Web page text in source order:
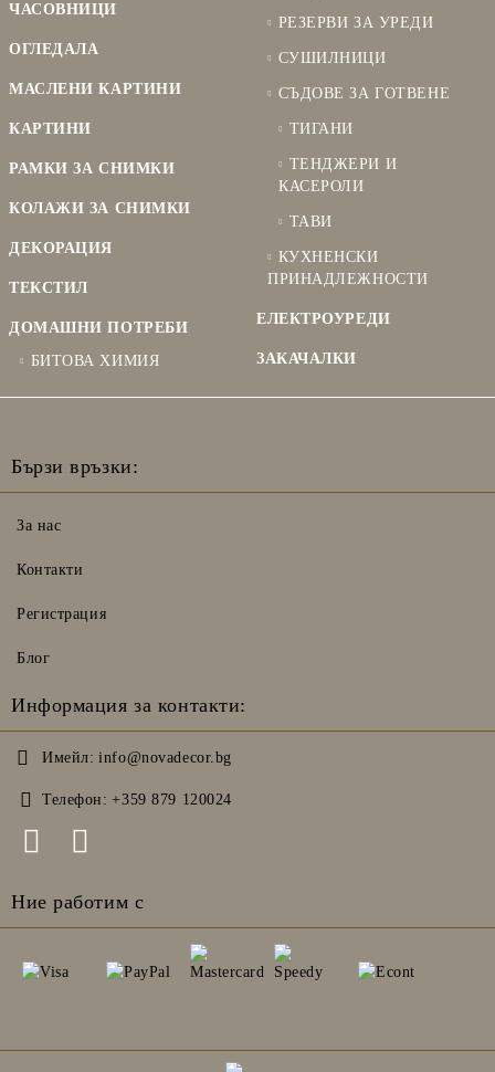
ЧАСОВНИЦИ
ОГЛЕДАЛА
МАСЛЕНИ КАРТИНИ
КАРТИНИ
РАМКИ ЗА СНИМКИ
КОЛАЖИ ЗА СНИМКИ
ДЕКОРАЦИЯ
ТЕКСТИЛ
ДОМАШНИ ПОТРЕБИ
БИТОВА ХИМИЯ
РЕЗЕРВИ ЗА УРЕДИ
СУШИЛНИЦИ
СЪДОВЕ ЗА ГОТВЕНЕ
ТИГАНИ
ТЕНДЖЕРИ И
КАСЕРОЛИ
ТАВИ
КУХНЕНСКИ
ПРИНАДЛЕЖНОСТИ
ЕЛЕКТРОУРЕДИ
ЗАКАЧАЛКИ
Бързи връзки:
За нас
Контакти
Регистрация
Блог
Информация за контакти:
Имейл: info@novadecor.bg
Телефон: +359 879 120024
Ние работим с